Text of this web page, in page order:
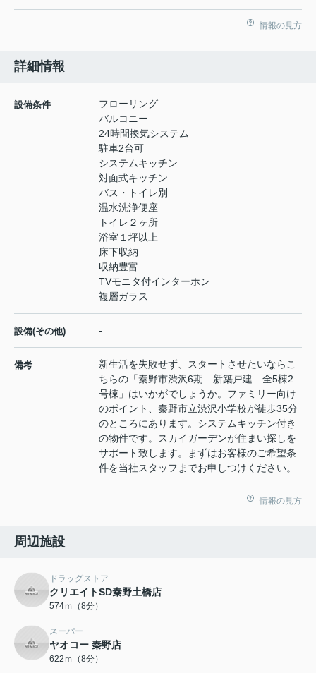
情報の見方
詳細情報
設備条件
フローリング
バルコニー
24時間換気システム
駐車2台可
システムキッチン
対面式キッチン
バス・トイレ別
温水洗浄便座
トイレ２ヶ所
浴室１坪以上
床下収納
収納豊富
TVモニタ付インターホン
複層ガラス
設備(その他) -
備考
新生活を失敗せず、スタートさせたいならこ
ちらの「秦野市渋沢6期 新築戸建 全5棟2
号棟」はいかがでしょうか。ファミリー向け
のポイント、秦野市立渋沢小学校が徒歩35分
のところにあります。システムキッチン付き
の物件です。スカイガーデンが住まい探しを
サポート致します。まずはお客様のご希望条
件を当社スタッフまでお申しつけください。
情報の見方
周辺施設
ドラッグストア
クリエイトSD秦野土橋店
574ｍ（8分）
スーパー
ヤオコー 秦野店
622ｍ（8分）